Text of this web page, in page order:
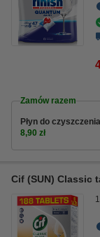
Zamów razem
Płyn do
8,90 zł
Cif (SUN) Classic